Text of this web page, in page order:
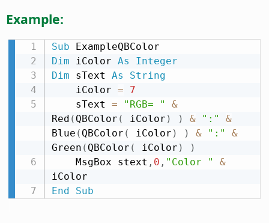
Example:
Sub
Dim iColor As
Integer
Dim sText As
String
    iColor
=
7
    sText
= "RGB= "
&
Red ( QBColor ( iColor ) ) & ":"
&
Blue ( QBColor ( iColor ) ) & ":"
&
Green ( QBColor ( iColor )
)
    MsgBox stext
, 0 , "Color "
&
End
Sub